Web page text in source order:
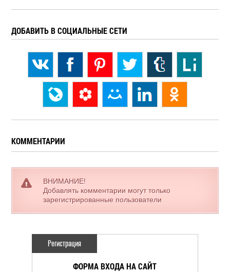
ДОБАВИТЬ В СОЦИАЛЬНЫЕ СЕТИ
КОММЕНТАРИИ
ВНИМАНИЕ!
Добавлять комментарии могут только
зарегистрированные пользователи
Регистрация
ФОРМА ВХОДА НА САЙТ